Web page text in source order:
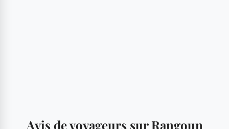
Avis de voyageurs sur Rangoun